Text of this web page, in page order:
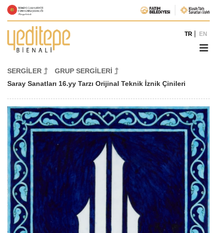
TR EN
SERGİLER
GRUP SERGİLERİ
Saray Sanatları 16.yy Tarzı Orijinal Teknik İznik Çinileri